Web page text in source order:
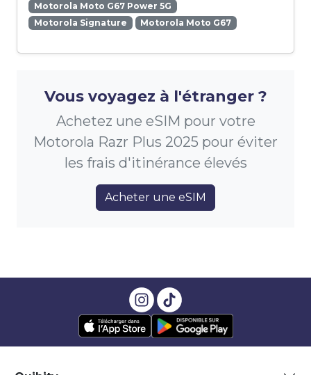
Motorola Moto G67 Power 5G
Motorola Signature
Motorola Moto G67
Vous voyagez à l'étranger ?
Achetez une eSIM pour votre
Motorola Razr Plus 2025 pour éviter
les frais d'itinérance élevés
Acheter une eSIM